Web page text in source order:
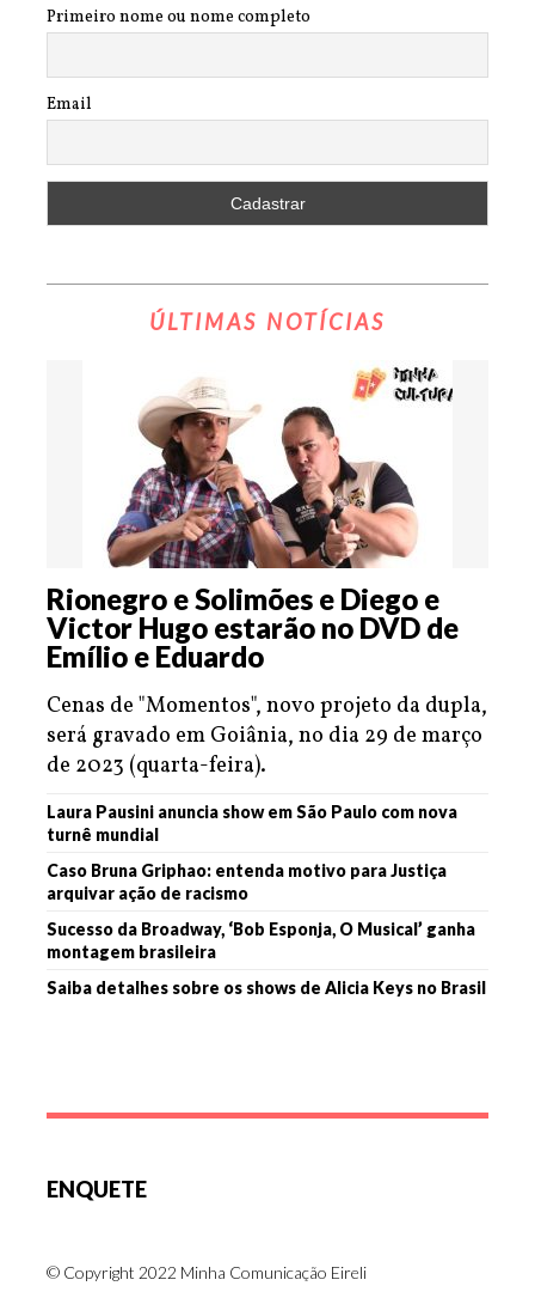
Primeiro nome ou nome completo
Email
ÚLTIMAS NOTÍCIAS
Rionegro e Solimões e Diego e
Victor Hugo estarão no DVD de
Emílio e Eduardo
Cenas de "Momentos", novo projeto da dupla,
será gravado em Goiânia, no dia 29 de março
de 2023 (quarta-feira).
Laura Pausini anuncia show em São Paulo com nova
turnê mundial
Caso Bruna Griphao: entenda motivo para Justiça
arquivar ação de racismo
Sucesso da Broadway, ‘Bob Esponja, O Musical’ ganha
montagem brasileira
Saiba detalhes sobre os shows de Alicia Keys no Brasil
ENQUETE
© Copyright 2022 Minha Comunicação Eireli